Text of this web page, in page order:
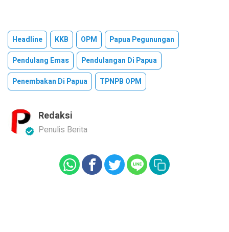
Headline KKB OPM
Papua Pegunungan
Pendulang Emas
Pendulangan Di Papua
Penembakan Di Papua
TPNPB OPM
Redaksi
Penulis Berita